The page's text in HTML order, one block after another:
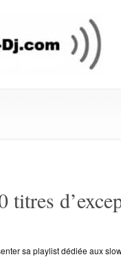
titres
sa playlist dédiée aux